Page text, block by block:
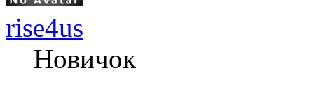
rise4us
Новичок